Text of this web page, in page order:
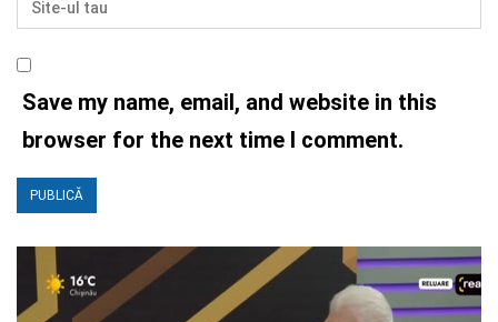
Save my name, email, and website in this
browser for the next time I comment.